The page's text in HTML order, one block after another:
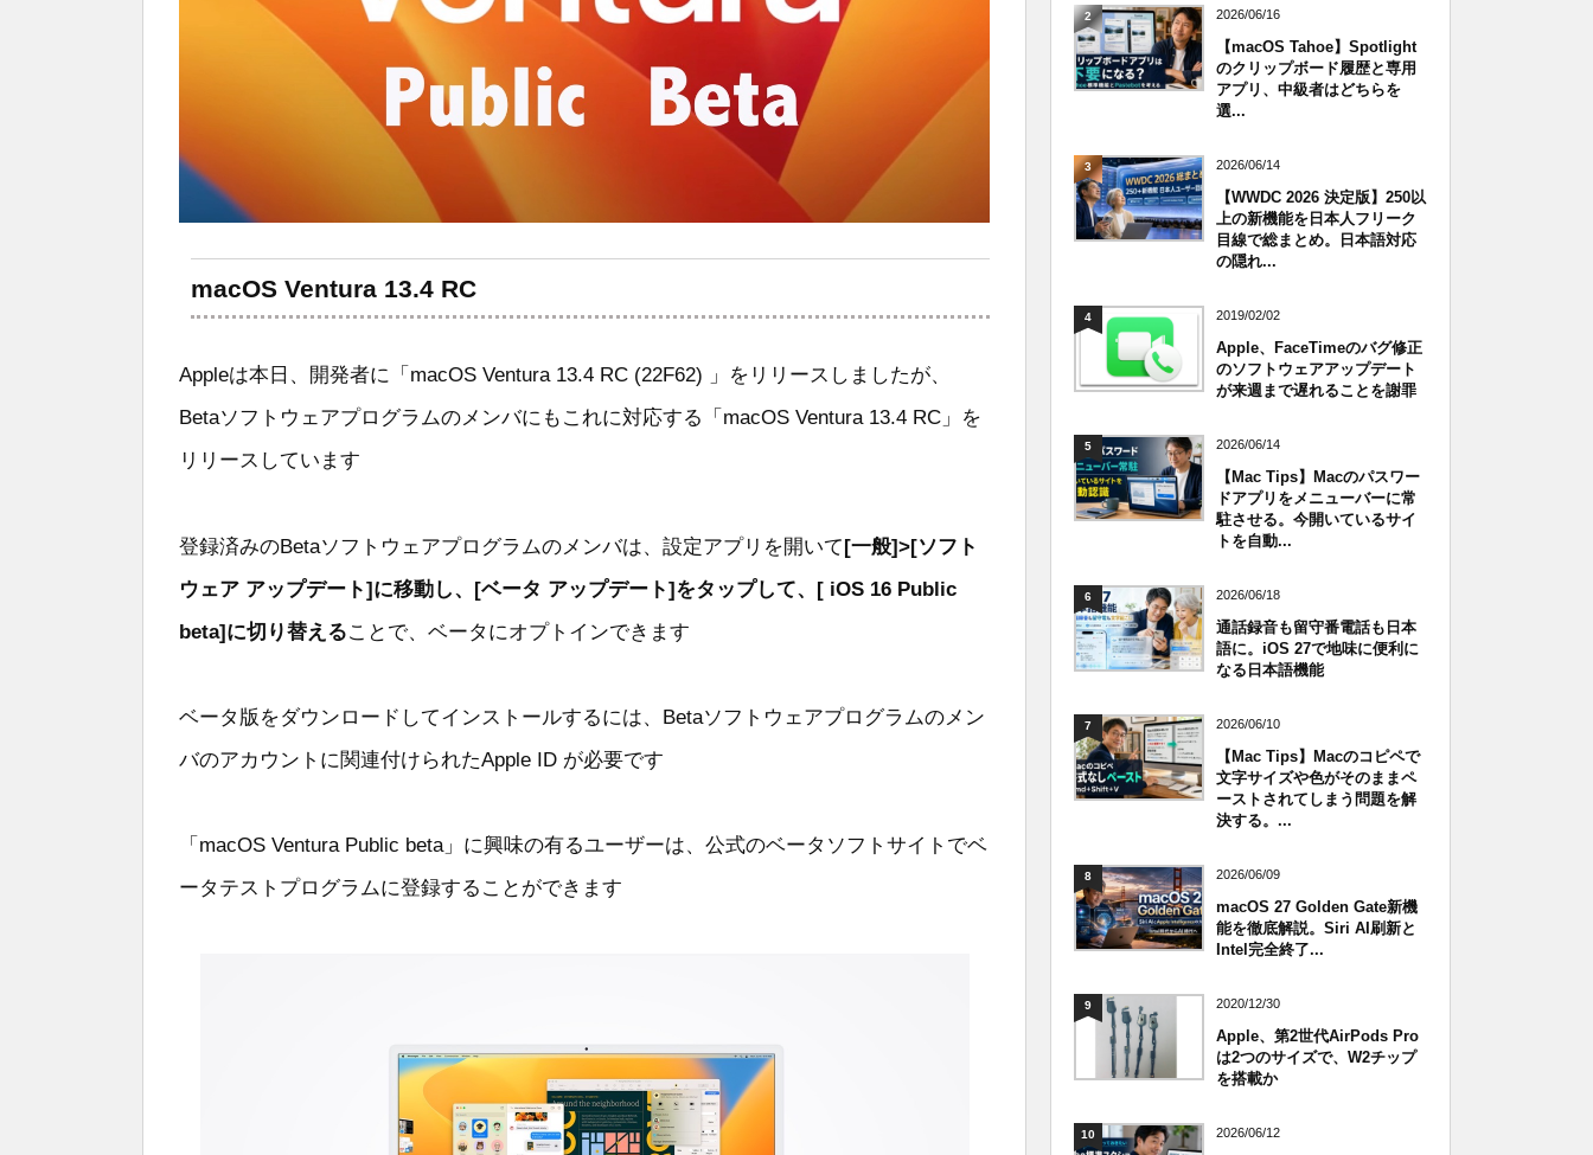
macOS Ventura 13.4 RC
Appleは本日、開発者に「macOS Ventura 13.4 RC (22F62) 」をリリースしましたが、
Betaソフトウェアプログラムのメンバにもこれに対応する「macOS Ventura 13.4 RC」を
リリースしています
登録済みのBetaソフトウェアプログラムのメンバは、設定アプリを開いて[一般]>[ソフト
ウェア アップデート]に移動し、[ベータ アップデート]をタップして、[ iOS 16 Public
beta]に切り替えることで、ベータにオプトインできます
ベータ版をダウンロードしてインストールするには、Betaソフトウェアプログラムのメン
バのアカウントに関連付けられたApple ID が必要です
「macOS Ventura Public beta」に興味の有るユーザーは、公式のベータソフトサイトでベ
ータテストプログラムに登録することができます
2 2026/06/16
【macOS Tahoe】Spotlight
のクリップボード履歴と専用
アプリ、中級者はどちらを
選...
3 2026/06/14
【WWDC 2026 決定版】250以
上の新機能を日本人フリーク
目線で総まとめ。日本語対応
の隠れ...
4 2019/02/02
Apple、FaceTimeのバグ修正
のソフトウェアアップデート
が来週まで遅れることを謝罪
5 2026/06/14
【Mac Tips】Macのパスワー
ドアプリをメニューバーに常
駐させる。今開いているサイ
トを自動...
6 2026/06/18
通話録音も留守番電話も日本
語に。iOS 27で地味に便利に
なる日本語機能
7 2026/06/10
【Mac Tips】Macのコピペで
文字サイズや色がそのままペ
ーストされてしまう問題を解
決する。...
8 2026/06/09
macOS 27 Golden Gate新機
能を徹底解説。Siri AI刷新と
Intel完全終了...
9 2020/12/30
Apple、第2世代AirPods Pro
は2つのサイズで、W2チップ
を搭載か
10 2026/06/12